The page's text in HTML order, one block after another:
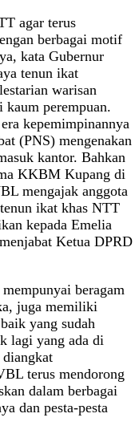
agar terus
berbagai motif
kata Gubernur
tenun ikat
warisan
perempuan.
kepemimpinannya
(PNS) mengenakan
kantor. Bahkan
KKBM Kupang di
mengajak anggota
ikat khas NTT
kepada Emelia
Ketua DPRD
beragam
juga memiliki
yang sudah
lagi yang ada di
terus mendorong
dalam berbagai
dan pesta-pesta